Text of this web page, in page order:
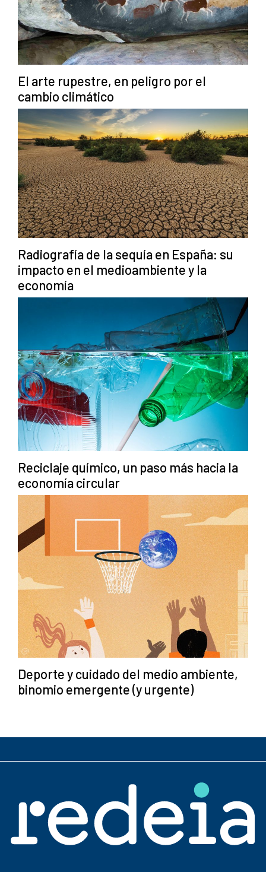
El arte rupestre, en peligro por el
cambio climático
Radiografía de la sequía en España: su
impacto en el medioambiente y la
economía
Reciclaje químico, un paso más hacia la
economía circular
Deporte y cuidado del medio ambiente,
binomio emergente (y urgente)